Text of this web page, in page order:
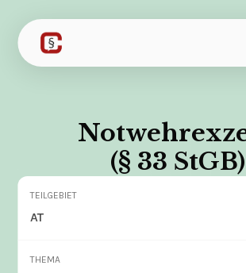
(§ 33 StGB)
TEILGEBIET
AT
THEMA